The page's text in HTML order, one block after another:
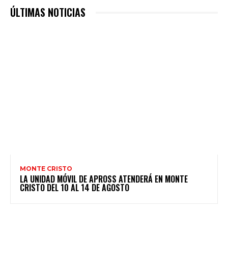
ÚLTIMAS NOTICIAS
MONTE CRISTO
LA UNIDAD MÓVIL DE APROSS ATENDERÁ EN MONTE
CRISTO DEL 10 AL 14 DE AGOSTO